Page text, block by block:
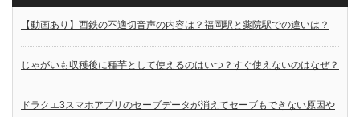
【動画あり】西鉄の不適切音声の内容は？福岡駅と薬院駅での違いは？
じゃがいも収穫後に種芋として使えるのはいつ？すぐ使えないのはなぜ？
ドラクエ3スマホアプリのセーブデータが消えてセーブもできない原因や